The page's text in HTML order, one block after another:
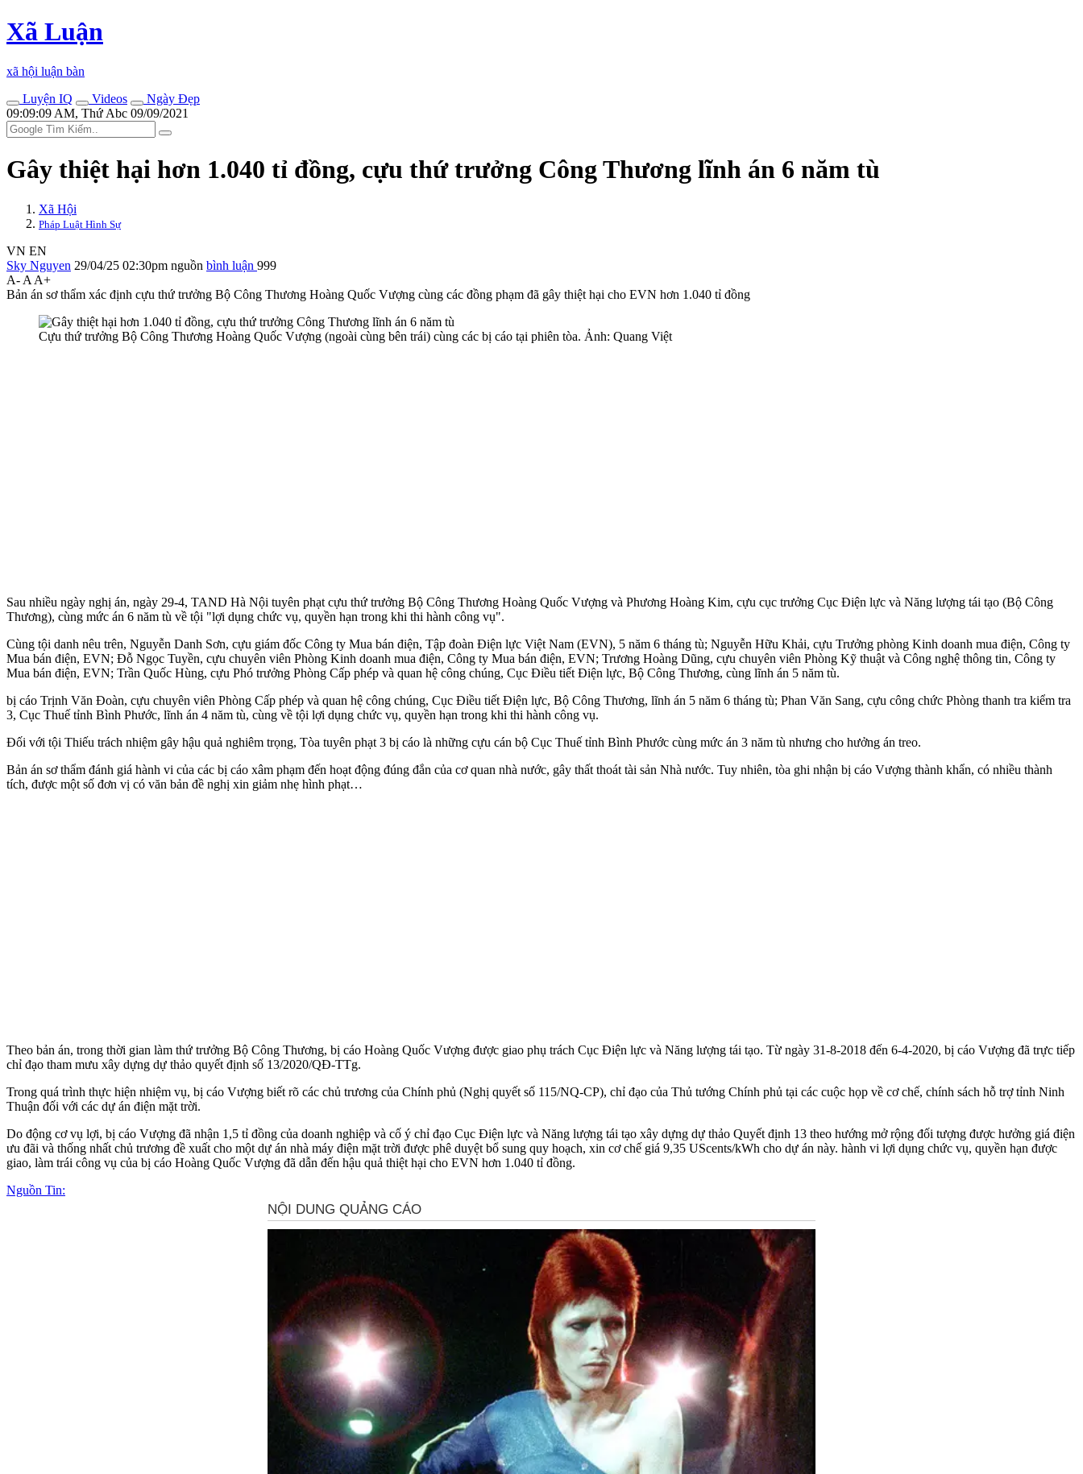
Xã Luận
xã hội luận bàn
Luyện IQ
Videos
Ngày Đẹp
09:09:09 AM, Thứ Abc 09/09/2021
Gây thiệt hại hơn 1.040 tỉ đồng, cựu thứ trưởng Công Thương lĩnh án 6 năm tù
Xã Hội
Pháp Luật Hình Sự
VN EN
Sky Nguyen 29/04/25 02:30pm nguồn bình luận 999
A- A A+
Bản án sơ thẩm xác định cựu thứ trưởng Bộ Công Thương Hoàng Quốc Vượng cùng các đồng phạm đã gây thiệt hại cho EVN hơn 1.040 tỉ đồng
Cựu thứ trưởng Bộ Công Thương Hoàng Quốc Vượng (ngoài cùng bên trái) cùng các bị cáo tại phiên tòa. Ảnh: Quang Việt
Sau nhiều ngày nghị án, ngày 29-4, TAND Hà Nội tuyên phạt cựu thứ trưởng Bộ Công Thương Hoàng Quốc Vượng và Phương Hoàng Kim, cựu cục trưởng Cục Điện lực và Năng lượng tái tạo (Bộ Công
Thương), cùng mức án 6 năm tù về tội "lợi dụng chức vụ, quyền hạn trong khi thi hành công vụ".
Cùng tội danh nêu trên, Nguyễn Danh Sơn, cựu giám đốc Công ty Mua bán điện, Tập đoàn Điện lực Việt Nam (EVN), 5 năm 6 tháng tù; Nguyễn Hữu Khải, cựu Trưởng phòng Kinh doanh mua điện, Công ty
Mua bán điện, EVN; Đỗ Ngọc Tuyền, cựu chuyên viên Phòng Kinh doanh mua điện, Công ty Mua bán điện, EVN; Trương Hoàng Dũng, cựu chuyên viên Phòng Kỹ thuật và Công nghệ thông tin, Công ty
Mua bán điện, EVN; Trần Quốc Hùng, cựu Phó trưởng Phòng Cấp phép và quan hệ công chúng, Cục Điều tiết Điện lực, Bộ Công Thương, cùng lĩnh án 5 năm tù.
bị cáo Trịnh Văn Đoàn, cựu chuyên viên Phòng Cấp phép và quan hệ công chúng, Cục Điều tiết Điện lực, Bộ Công Thương, lĩnh án 5 năm 6 tháng tù; Phan Văn Sang, cựu công chức Phòng thanh tra kiểm tra
3, Cục Thuế tỉnh Bình Phước, lĩnh án 4 năm tù, cùng về tội lợi dụng chức vụ, quyền hạn trong khi thi hành công vụ.
Đối với tội Thiếu trách nhiệm gây hậu quả nghiêm trọng, Tòa tuyên phạt 3 bị cáo là những cựu cán bộ Cục Thuế tỉnh Bình Phước cùng mức án 3 năm tù nhưng cho hưởng án treo.
Bản án sơ thẩm đánh giá hành vi của các bị cáo xâm phạm đến hoạt động đúng đắn của cơ quan nhà nước, gây thất thoát tài sản Nhà nước. Tuy nhiên, tòa ghi nhận bị cáo Vượng thành khẩn, có nhiều thành
tích, được một số đơn vị có văn bản đề nghị xin giảm nhẹ hình phạt…
Theo bản án, trong thời gian làm thứ trưởng Bộ Công Thương, bị cáo Hoàng Quốc Vượng được giao phụ trách Cục Điện lực và Năng lượng tái tạo. Từ ngày 31-8-2018 đến 6-4-2020, bị cáo Vượng đã trực tiếp
chỉ đạo tham mưu xây dựng dự thảo quyết định số 13/2020/QĐ-TTg.
Trong quá trình thực hiện nhiệm vụ, bị cáo Vượng biết rõ các chủ trương của Chính phủ (Nghị quyết số 115/NQ-CP), chỉ đạo của Thủ tướng Chính phủ tại các cuộc họp về cơ chế, chính sách hỗ trợ tỉnh Ninh
Thuận đối với các dự án điện mặt trời.
Do động cơ vụ lợi, bị cáo Vượng đã nhận 1,5 tỉ đồng của doanh nghiệp và cố ý chỉ đạo Cục Điện lực và Năng lượng tái tạo xây dựng dự thảo Quyết định 13 theo hướng mở rộng đối tượng được hưởng giá điện
ưu đãi và thống nhất chủ trương đề xuất cho một dự án nhà máy điện mặt trời được phê duyệt bổ sung quy hoạch, xin cơ chế giá 9,35 UScents/kWh cho dự án này. hành vi lợi dụng chức vụ, quyền hạn được
giao, làm trái công vụ của bị cáo Hoàng Quốc Vượng đã dẫn đến hậu quả thiệt hại cho EVN hơn 1.040 tỉ đồng.
Nguồn Tin: